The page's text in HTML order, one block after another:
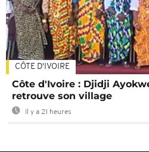
CÔTE D'IVOIRE
Côte d'Ivoire : Djidji
retrouve son village
Il y a 21 heures